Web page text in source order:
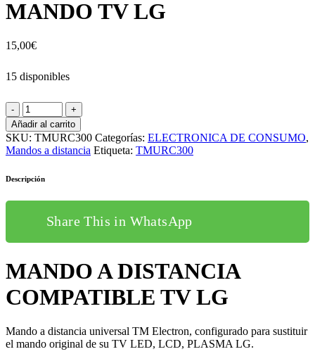
MANDO TV LG
15,00€
15 disponibles
Añadir al carrito
SKU: TMURC300 Categorías: ELECTRONICA DE CONSUMO,
Mandos a distancia Etiqueta: TMURC300
Descripción
Share This in WhatsApp
MANDO A DISTANCIA
COMPATIBLE TV LG
Mando a distancia universal TM Electron, configurado para sustituir
el mando original de su TV LED, LCD, PLASMA LG.